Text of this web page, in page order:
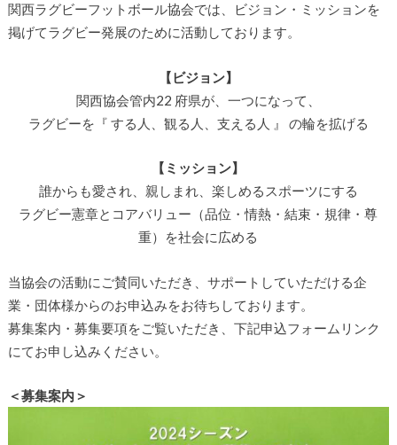
関西ラグビーフットボール協会では、ビジョン・ミッションを
掲げてラグビー発展のために活動しております。
【ビジョン】
関西協会管内22 府県が、一つになって、
ラグビーを『 する人、観る人、支える人 』 の輪を拡げる
【ミッション】
誰からも愛され、親しまれ、楽しめるスポーツにする
ラグビー憲章とコアバリュー（品位・情熱・結束・規律・尊
重）を社会に広める
当協会の活動にご賛同いただき、サポートしていただける企
業・団体様からのお申込みをお待ちしております。
募集案内・募集要項をご覧いただき、下記申込フォームリンク
にてお申し込みください。
＜募集案内＞